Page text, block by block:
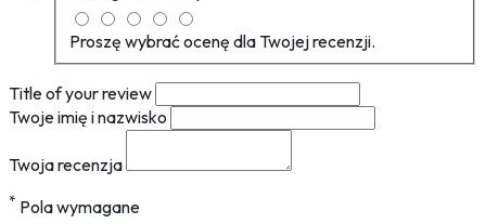
Proszę wybrać ocenę dla Twojej recenzji.
Title of your review
Twoje imię i nazwisko
Twoja recenzja
* Pola wymagane